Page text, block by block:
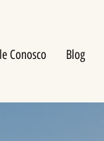
Conosco Blog